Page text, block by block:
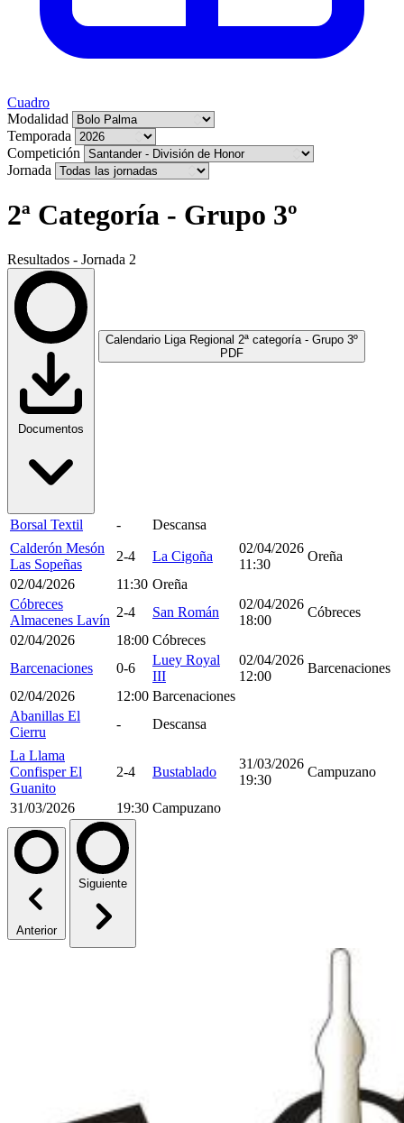
Cuadro
Modalidad
Temporada
Competición
Jornada
2ª Categoría - Grupo 3º
Resultados - Jornada 2
Documentos
Calendario Liga Regional 2ª categoría - Grupo 3º
PDF
Borsal Textil -
Descansa
Calderón Mesón
Las Sopeñas
2-4 La Cigoña
02/04/2026
11:30
Oreña
02/04/2026
11:30 Oreña
Cóbreces
Almacenes Lavín
2-4 San Román
02/04/2026
18:00
Cóbreces
02/04/2026
18:00 Cóbreces
Barcenaciones
0-6
Luey Royal
III
02/04/2026
12:00
Barcenaciones
02/04/2026
12:00 Barcenaciones
Abanillas El
Cierru
- Descansa
La Llama
Confisper El
Guanito
2-4 Bustablado
31/03/2026
19:30
Campuzano
31/03/2026 19:30 Campuzano
Anterior
Siguiente